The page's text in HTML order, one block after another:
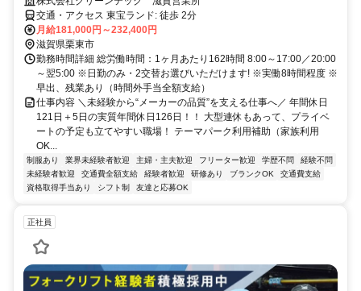
交通・アクセス 東宝ランド: 徒歩 2分
月給181,000円～232,400円
滋賀県栗東市
勤務時間詳細 総労働時間：1ヶ月あたり162時間 8:00～17:00／20:00
～翌5:00 ※日勤のみ・2交替お選びいただけます! ※実働8時間程度 ※
早出、残業あり（時間外手当全額支給）
仕事内容 ＼未経験から“メーカーの品質”を支える仕事へ／ 年間休日
121日＋5日の実質年間休日126日！！ 大型連休もあって、プライベ
ートの予定も立てやすい職場！ テーマパーク利用補助（家族利用
OK...
制服あり 業界未経験者歓迎 主婦・主夫歓迎 フリーター歓迎 学歴不問
経験不問
未経験者歓迎
交通費全額支給 経験者歓迎 研修あり ブランクOK
交通費支給
資格取得手当あり
シフト制 友達と応募OK
正社員